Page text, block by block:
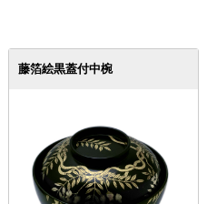
藤箔絵黒蓋付中椀